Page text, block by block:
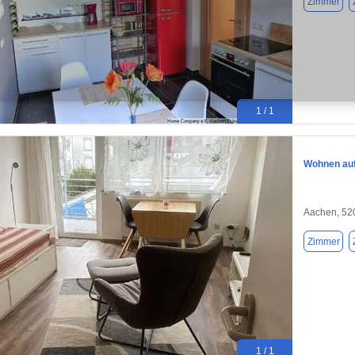
1 / 1
1 / 1
Wohnen
Aachen,
Zimmer